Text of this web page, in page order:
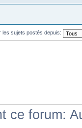
les sujets postés depuis:
ce forum: